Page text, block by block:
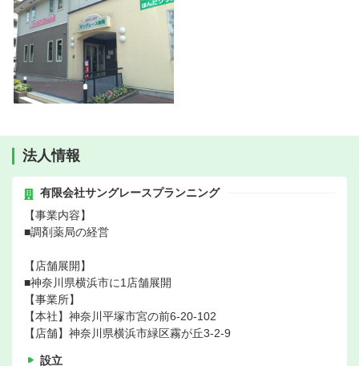
法人情報
有限会社サングレースプランニング
【事業内容】
■調剤薬局の経営
【店舗展開】
■神奈川県横浜市に1店舗展開
【事業所】
【本社】神奈川平塚市宮の前6-20-102
【店舗】神奈川県横浜市緑区霧が丘3-2-9
設立